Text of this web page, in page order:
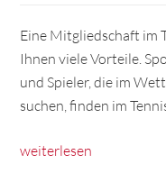
Eine Mitgliedschaft im
Ihnen viele Vorteile.
und Spieler, die im
suchen, finden im
weiterlesen